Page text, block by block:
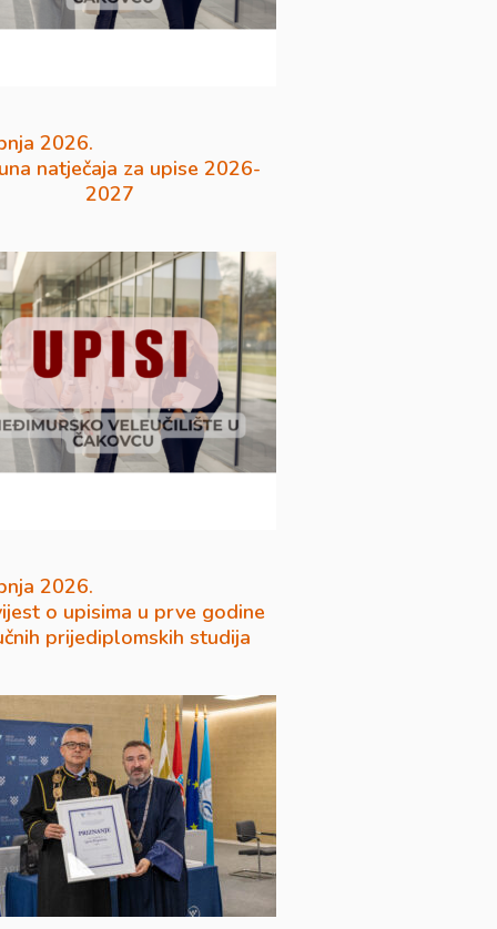
2026.
natječaja za upise 2026-
2027
2026.
o upisima u prve godine
prijediplomskih studija